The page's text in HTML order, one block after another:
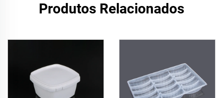
Produtos Relacionados